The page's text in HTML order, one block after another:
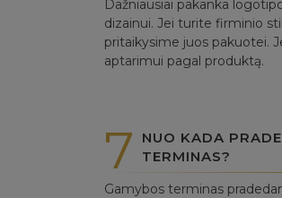
Dažniausiai pakanka
dizainui. Jei turite firminio
pritaikysime juos pakuotei.
aptarimui pagal produktą.
7
NUO KADA
TERMINAS?
Gamybos terminas